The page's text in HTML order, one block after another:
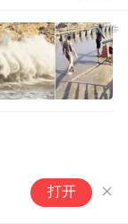
“
打开